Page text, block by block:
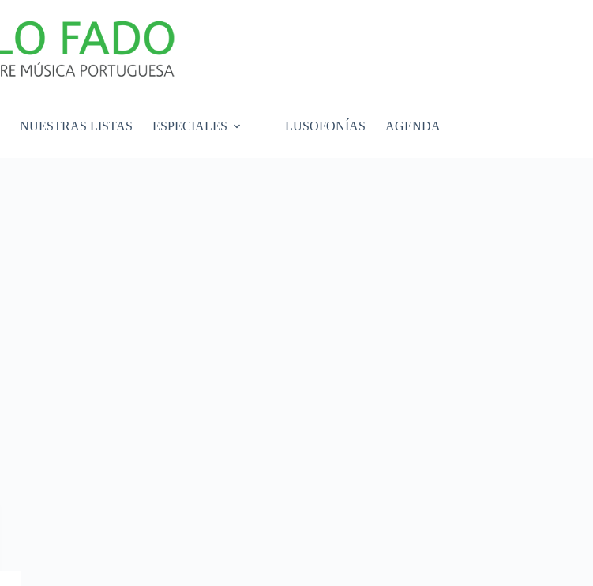
NUESTRAS LISTAS ESPECIALES LUSOFONÍAS AGENDA